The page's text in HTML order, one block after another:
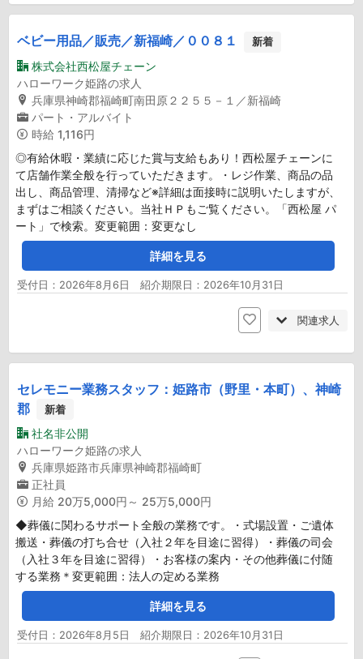
ベビー用品／販売／新福崎／００８１ 新着
株式会社西松屋チェーン
ハローワーク姫路の求人
兵庫県神崎郡福崎町南田原２２５５－１／新福崎
パート・アルバイト
時給 1,116円
◎有給休暇・業績に応じた賞与支給もあり！西松屋チェーンに
て店舗作業全般を行っていただきます。・レジ作業、商品の品
出し、商品管理、清掃など※詳細は面接時に説明いたしますが、
まずはご相談ください。当社ＨＰもご覧ください。「西松屋 パ
ート」で検索。変更範囲：変更なし
詳細を見る
受付日：2026年8月6日 紹介期限日：2026年10月31日
関連求人
セレモニー業務スタッフ：姫路市（野里・本町）、神崎
郡
新着
社名非公開
ハローワーク姫路の求人
兵庫県姫路市兵庫県神崎郡福崎町
正社員
月給 20万5,000円～ 25万5,000円
◆葬儀に関わるサポート全般の業務です。・式場設置・ご遺体
搬送・葬儀の打ち合せ（入社２年を目途に習得）・葬儀の司会
（入社３年を目途に習得）・お客様の案内・その他葬儀に付随
する業務＊変更範囲：法人の定める業務
詳細を見る
受付日：2026年8月5日 紹介期限日：2026年10月31日